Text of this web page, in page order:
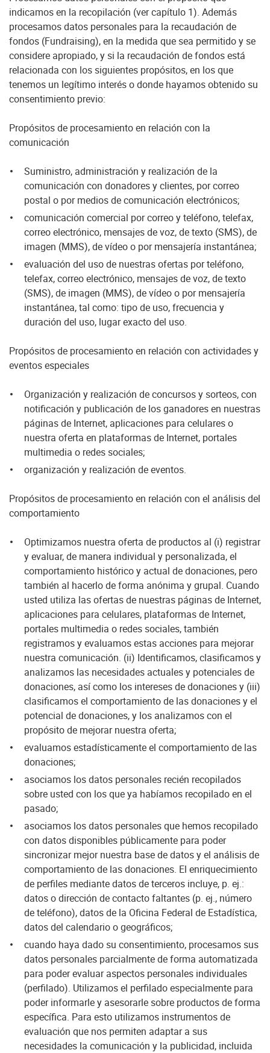
indicamos en la recopilación (ver capítulo 1). Además
procesamos datos personales para la recaudación de
fondos (Fundraising), en la medida que sea permitido y se
considere apropiado, y si la recaudación de fondos está
relacionada con los siguientes propósitos, en los que
tenemos un legítimo interés o donde hayamos obtenido su
consentimiento previo:
Propósitos de procesamiento en relación con la
comunicación
Suministro, administración y realización de la
comunicación con donadores y clientes, por correo
postal o por medios de comunicación electrónicos;
comunicación comercial por correo y teléfono, telefax,
correo electrónico, mensajes de voz, de texto (SMS), de
imagen (MMS), de vídeo o por mensajería instantánea;
evaluación del uso de nuestras ofertas por teléfono,
telefax, correo electrónico, mensajes de voz, de texto
(SMS), de imagen (MMS), de vídeo o por mensajería
instantánea, tal como: tipo de uso, frecuencia y
duración del uso, lugar exacto del uso.
Propósitos de procesamiento en relación con actividades y
eventos especiales
Organización y realización de concursos y sorteos, con
notificación y publicación de los ganadores en nuestras
páginas de Internet, aplicaciones para celulares o
nuestra oferta en plataformas de Internet, portales
multimedia o redes sociales;
organización y realización de eventos.
Propósitos de procesamiento en relación con el análisis del
comportamiento
Optimizamos nuestra oferta de productos al (i) registrar
y evaluar, de manera individual y personalizada, el
comportamiento histórico y actual de donaciones, pero
también al hacerlo de forma anónima y grupal. Cuando
usted utiliza las ofertas de nuestras páginas de Internet,
aplicaciones para celulares, plataformas de Internet,
portales multimedia o redes sociales, también
registramos y evaluamos estas acciones para mejorar
nuestra comunicación. (ii) Identificamos, clasificamos y
analizamos las necesidades actuales y potenciales de
donaciones, así como los intereses de donaciones y (iii)
clasificamos el comportamiento de las donaciones y el
potencial de donaciones, y los analizamos con el
propósito de mejorar nuestra oferta;
evaluamos estadísticamente el comportamiento de las
donaciones;
asociamos los datos personales recién recopilados
sobre usted con los que ya habíamos recopilado en el
pasado;
asociamos los datos personales que hemos recopilado
con datos disponibles públicamente para poder
sincronizar mejor nuestra base de datos y el análisis de
comportamiento de las donaciones. El enriquecimiento
de perfiles mediante datos de terceros incluye, p. ej.:
datos o dirección de contacto faltantes (p. ej., número
de teléfono), datos de la Oficina Federal de Estadística,
datos del calendario o geográficos;
cuando haya dado su consentimiento, procesamos sus
datos personales parcialmente de forma automatizada
para poder evaluar aspectos personales individuales
(perfilado). Utilizamos el perfilado especialmente para
poder informarle y asesorarle sobre productos de forma
específica. Para esto utilizamos instrumentos de
evaluación que nos permiten adaptar a sus
necesidades la comunicación y la publicidad, incluida